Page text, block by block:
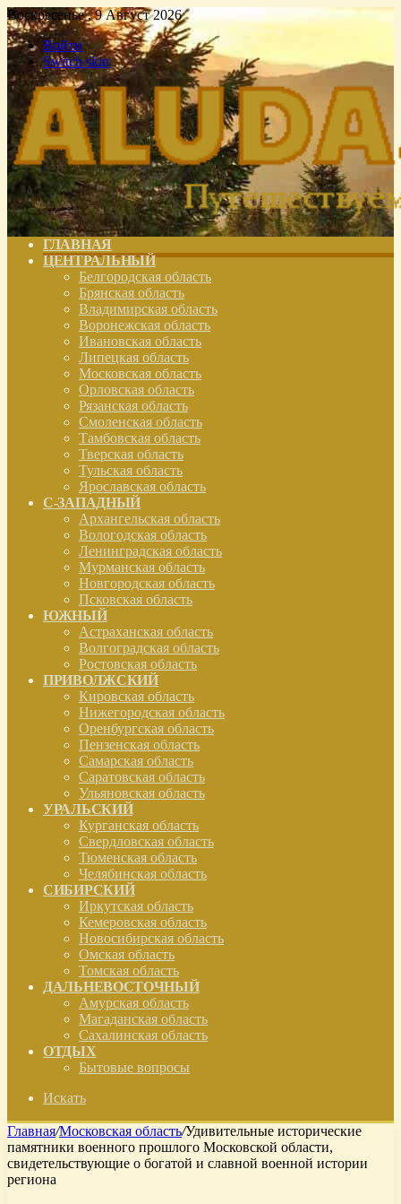
Воскресенье , 9 Август 2026
Войти
Switch skin
ГЛАВНАЯ
ЦЕНТРАЛЬНЫЙ
Белгородская область
Брянская область
Владимирская область
Воронежская область
Ивановская область
Липецкая область
Московская область
Орловская область
Рязанская область
Смоленская область
Тамбовская область
Тверская область
Тульская область
Ярославская область
С-ЗАПАДНЫЙ
Архангельская область
Вологодская область
Ленинградская область
Мурманская область
Новгородская область
Псковская область
ЮЖНЫЙ
Астраханская область
Волгоградская область
Ростовская область
ПРИВОЛЖСКИЙ
Кировская область
Нижегородская область
Оренбургская область
Пензенская область
Самарская область
Саратовская область
Ульяновская область
УРАЛЬСКИЙ
Курганская область
Свердловская область
Тюменская область
Челябинская область
СИБИРСКИЙ
Иркутская область
Кемеровская область
Новосибирская область
Омская область
Томская область
ДАЛЬНЕВОСТОЧНЫЙ
Амурская область
Магаданская область
Сахалинская область
ОТДЫХ
Бытовые вопросы
Искать
Главная/Московская область/Удивительные исторические
памятники военного прошлого Московской области,
свидетельствующие о богатой и славной военной истории
региона